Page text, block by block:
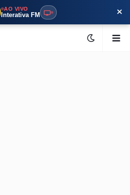
AO VIVO
Interativa FM ×